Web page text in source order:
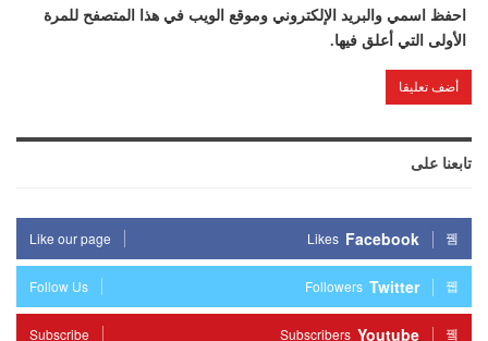
احفظ اسمي والبريد الإلكتروني وموقع الويب في هذا المتصفح للمرة
الأولى التي أعلق فيها.
تابعنا على
Facebook
Likes
Like our page
Twitter
Followers
Follow Us
Youtube
Subscribers
Subscribe